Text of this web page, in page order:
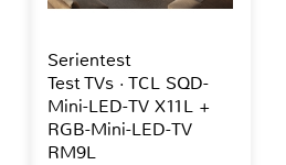
Serientest
Test TVs · TCL SQD-
Mini-LED-TV X11L +
RGB-Mini-LED-TV
RM9L